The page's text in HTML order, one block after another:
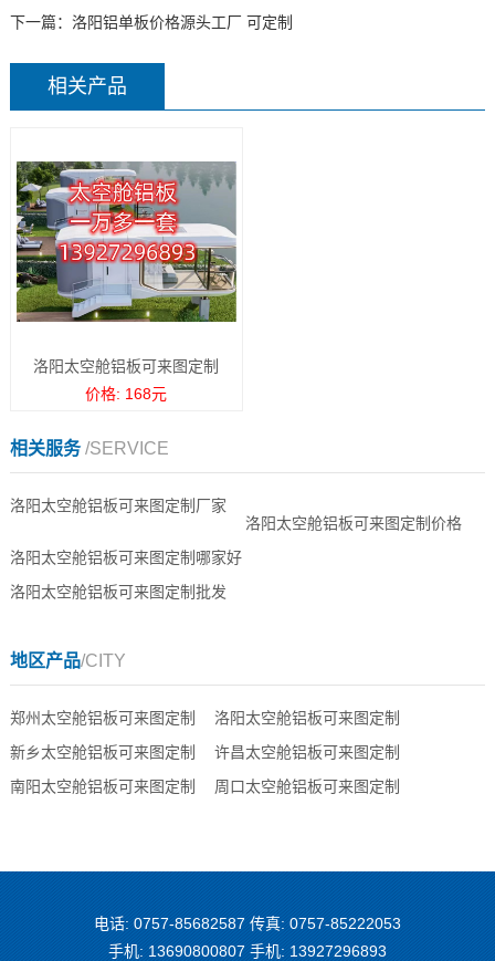
下一篇： 洛阳铝单板价格源头工厂 可定制
相关产品
洛阳太空舱铝板可来图定制
价格: 168元
相关服务/SERVICE
洛阳太空舱铝板可来图定制厂家
洛阳太空舱铝板可来图定制价格
洛阳太空舱铝板可来图定制哪家好
洛阳太空舱铝板可来图定制批发
地区产品/CITY
郑州太空舱铝板可来图定制
洛阳太空舱铝板可来图定制
新乡太空舱铝板可来图定制
许昌太空舱铝板可来图定制
南阳太空舱铝板可来图定制
周口太空舱铝板可来图定制
电话: 0757-85682587 传真: 0757-85222053
手机: 13690800807 手机: 13927296893